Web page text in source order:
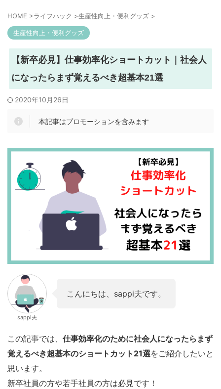
HOME >ライフハック >生産性向上・便利グッズ >
生産性向上・便利グッズ
【新卒必見】仕事効率化ショートカット｜社会人
になったらまず覚えるべき超基本21選
2020年10月26日
本記事はプロモーションを含みます
sappi夫
こんにちは、sappi夫です。
この記事では、 仕事効率化のために社会人になったらまず
覚えるべき超基本のショートカット21選をご紹介したいと
思います。
新卒社員の方や若手社員の方は必見です！